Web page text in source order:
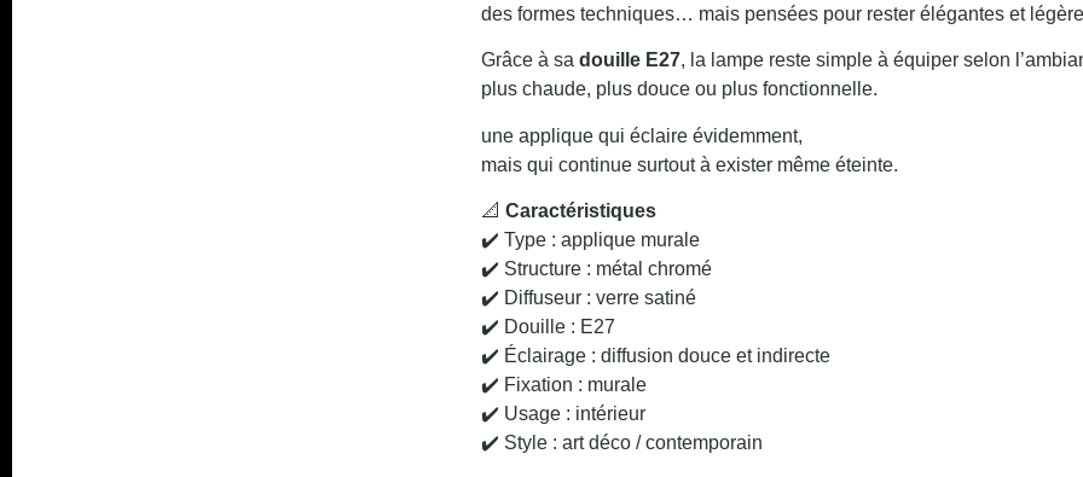
des formes techniques… mais pensées pour rester élégantes et
Grâce à sa douille E27, la lampe reste simple à équiper selon
plus chaude, plus douce ou plus fonctionnelle.
une applique qui éclaire évidemment,
mais qui continue surtout à exister même éteinte.
📐 Caractéristiques
✔️ Type : applique murale
✔️ Structure : métal chromé
✔️ Diffuseur : verre satiné
✔️ Douille : E27
✔️ Éclairage : diffusion douce et indirecte
✔️ Fixation : murale
✔️ Usage : intérieur
✔️ Style : art déco / contemporain